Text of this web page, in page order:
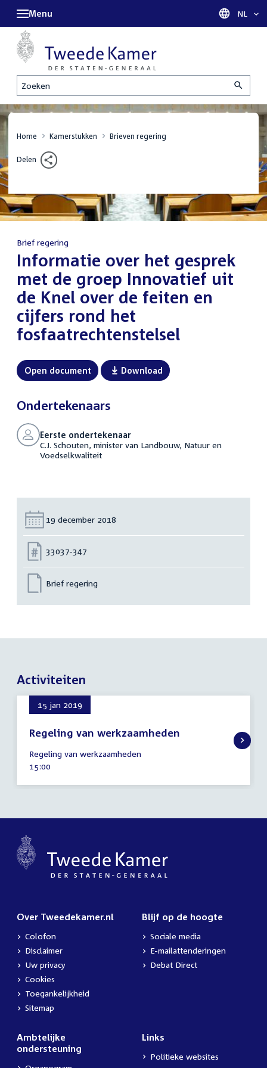
Zoeken
Menu Taal
NL
Home Kamerstukken Brieven regering
Delen
Brief regering
:Informatie over het gesprek
met de groep Innovatief uit
de Knel over de feiten en
cijfers rond het
fosfaatrechtenstelsel
Open document Download
Ondertekenaars
Eerste ondertekenaar
C.J. Schouten, minister van Landbouw, Natuur en
Voedselkwaliteit
Datum:
19 december 2018
Nummer:
33037-347
Brief regering
Activiteiten
15 jan 2019
Regeling van werkzaamheden
januari
2019
Regeling van werkzaamheden
Tijd
15:00
Over Tweedekamer.nl
Colofon
Disclaimer
Uw privacy
Cookies
Toegankelijkheid
Sitemap
Blijf op de hoogte
Sociale media
E-mailattenderingen
Debat Direct
Ambtelijke
ondersteuning
Links
Politieke websites